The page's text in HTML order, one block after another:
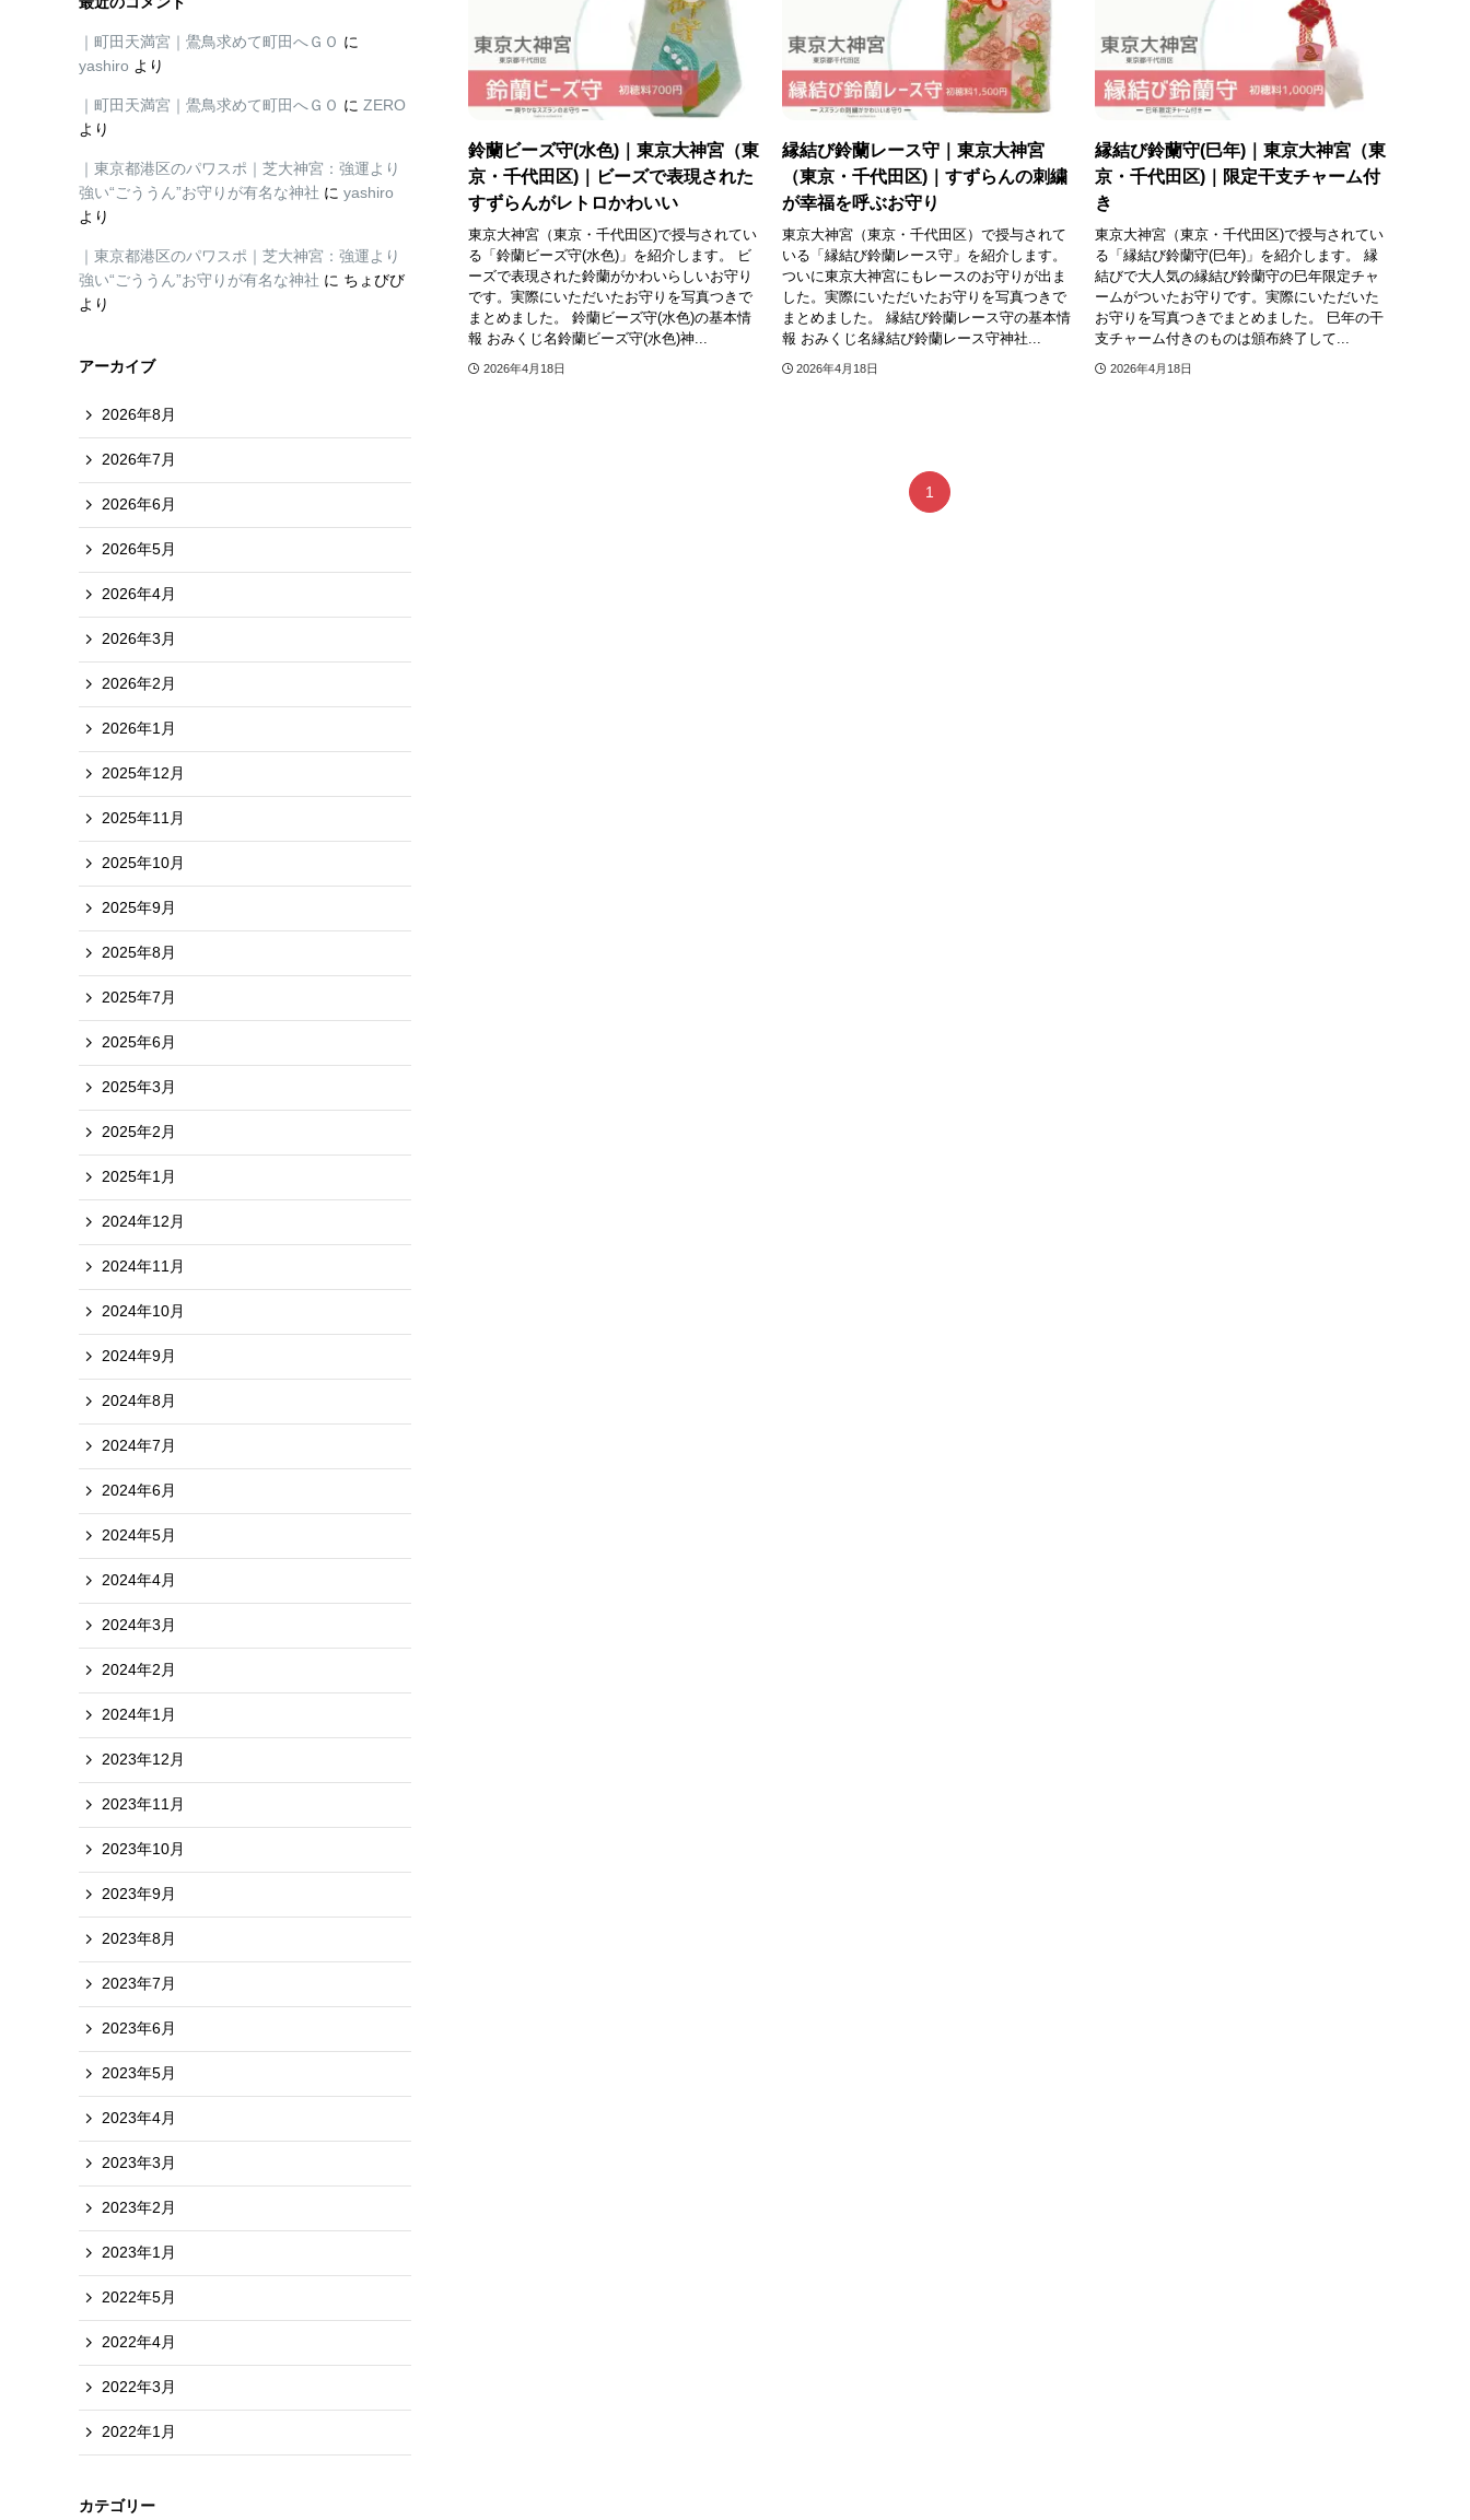
鈴蘭ビーズ守(水色)｜東京大神宮（東
京・千代田区)｜ビーズで表現された
すずらんがレトロかわいい
東京大神宮（東京・千代田区)で授与されてい
る「鈴蘭ビーズ守(水色)」を紹介します。 ビ
ーズで表現された鈴蘭がかわいらしいお守り
です。実際にいただいたお守りを写真つきで
まとめました。 鈴蘭ビーズ守(水色)の基本情
報 おみくじ名鈴蘭ビーズ守(水色)神...
2026年4月18日
縁結び鈴蘭レース守｜東京大神宮
（東京・千代田区)｜すずらんの刺繍
が幸福を呼ぶお守り
東京大神宮（東京・千代田区）で授与されて
いる「縁結び鈴蘭レース守」を紹介します。
ついに東京大神宮にもレースのお守りが出ま
した。実際にいただいたお守りを写真つきで
まとめました。 縁結び鈴蘭レース守の基本情
報 おみくじ名縁結び鈴蘭レース守神社...
2026年4月18日
縁結び鈴蘭守(巳年)｜東京大神宮（東
京・千代田区)｜限定干支チャーム付
き
東京大神宮（東京・千代田区)で授与されてい
る「縁結び鈴蘭守(巳年)」を紹介します。 縁
結びで大人気の縁結び鈴蘭守の巳年限定チャ
ームがついたお守りです。実際にいただいた
お守りを写真つきでまとめました。 巳年の干
支チャーム付きのものは頒布終了して...
2026年4月18日
1
｜町田天満宮｜鷽鳥求めて町田へＧＯ に
yashiro より
｜町田天満宮｜鷽鳥求めて町田へＧＯ に ZERO
より
｜東京都港区のパワスポ｜芝大神宮：強運より
強い“ごううん”お守りが有名な神社 に yashiro
より
｜東京都港区のパワスポ｜芝大神宮：強運より
強い“ごううん”お守りが有名な神社 に ちょびび
より
アーカイブ
2026年8月
2026年7月
2026年6月
2026年5月
2026年4月
2026年3月
2026年2月
2026年1月
2025年12月
2025年11月
2025年10月
2025年9月
2025年8月
2025年7月
2025年6月
2025年3月
2025年2月
2025年1月
2024年12月
2024年11月
2024年10月
2024年9月
2024年8月
2024年7月
2024年6月
2024年5月
2024年4月
2024年3月
2024年2月
2024年1月
2023年12月
2023年11月
2023年10月
2023年9月
2023年8月
2023年7月
2023年6月
2023年5月
2023年4月
2023年3月
2023年2月
2023年1月
2022年5月
2022年4月
2022年3月
2022年1月
カテゴリー